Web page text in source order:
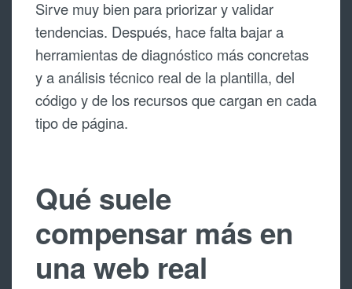
Sirve muy bien para priorizar y validar
tendencias. Después, hace falta bajar a
herramientas de diagnóstico más concretas
y a análisis técnico real de la plantilla, del
código y de los recursos que cargan en cada
tipo de página.
Qué suele
compensar más en
una web real